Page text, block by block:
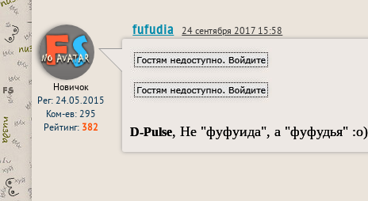
Новичок
Рег: 24.05.2015
Ком-ев: 295
Рейтинг: 382
fufudia 24 сентября 2017 15:58
D-Pulse, Не "фуфуида", а "фуфудья" :о)